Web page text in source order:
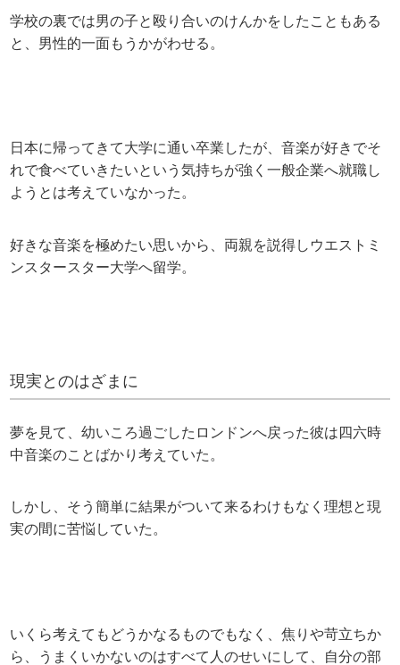
学校の裏では男の子と殴り合いのけんかをしたこともある
と、男性的一面もうかがわせる。
日本に帰ってきて大学に通い卒業したが、音楽が好きでそ
れで食べていきたいという気持ちが強く一般企業へ就職し
ようとは考えていなかった。
好きな音楽を極めたい思いから、両親を説得しウエストミ
ンスタースター大学へ留学。
現実とのはざまに
夢を見て、幼いころ過ごしたロンドンへ戻った彼は四六時
中音楽のことばかり考えていた。
しかし、そう簡単に結果がついて来るわけもなく理想と現
実の間に苦悩していた。
いくら考えてもどうかなるものでもなく、焦りや苛立ちか
ら、うまくいかないのはすべて人のせいにして、自分の部